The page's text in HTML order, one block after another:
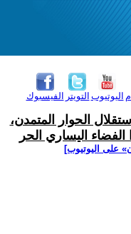
الفيسبوك التويتر اليوتيوب
الحوار المتمدن،
اليساري الحر
على اليوتيوب]